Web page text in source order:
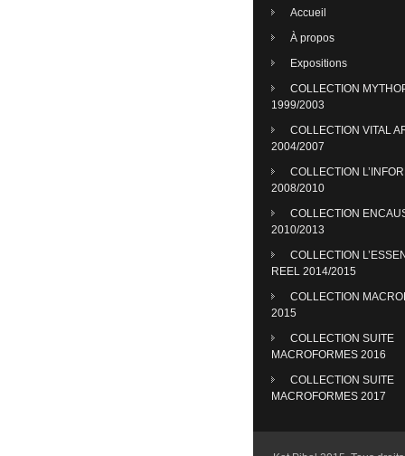
Accueil
À propos
Expositions
COLLECTION
1999/2003
COLLECTION VITAL
2004/2007
COLLECTION
2008/2010
COLLECTION
2010/2013
COLLECTION
REEL 2014/2015
COLLECTION
2015
COLLECTION SUITE
MACROFORMES 2016
COLLECTION SUITE
MACROFORMES 2017